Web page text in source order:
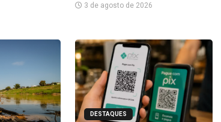
3 de agosto de 2026
DESTAQUES